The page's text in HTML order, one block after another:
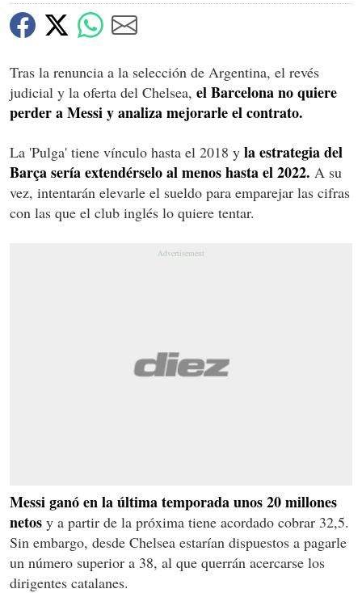
Tras la renuncia a la selección de Argentina, el revés
judicial y la oferta del Chelsea, el Barcelona no quiere
perder a Messi y analiza mejorarle el contrato.
La 'Pulga' tiene vínculo hasta el 2018 y la estrategia del
Barça sería extendérselo al menos hasta el 2022. A su
vez, intentarán elevarle el sueldo para emparejar las cifras
con las que el club inglés lo quiere tentar.
Messi ganó en la última temporada unos 20 millones
netos y a partir de la próxima tiene acordado cobrar 32,5.
Sin embargo, desde Chelsea estarían dispuestos a pagarle
un número superior a 38, al que querrán acercarse los
dirigentes catalanes.